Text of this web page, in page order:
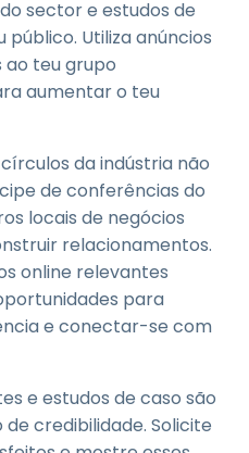
sector e estudos de
Utiliza anúncios
ao teu grupo
aumentar o teu
da indústria não
de conferências do
locais de negócios
relacionamentos.
online relevantes
para
e conectar-se com
e estudos de caso são
credibilidade. Solicite